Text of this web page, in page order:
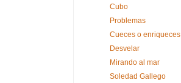
Cubo
Problemas
Cueces o enriqueces
Desvelar
Mirando al mar
Soledad Gallego